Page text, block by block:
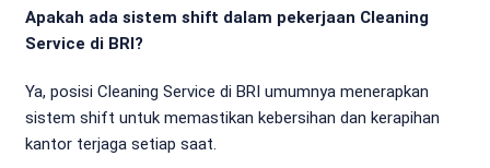
Apakah ada sistem shift dalam pekerjaan Cleaning
Service di BRI?
Ya, posisi Cleaning Service di BRI umumnya menerapkan
sistem shift untuk memastikan kebersihan dan kerapihan
kantor terjaga setiap saat.